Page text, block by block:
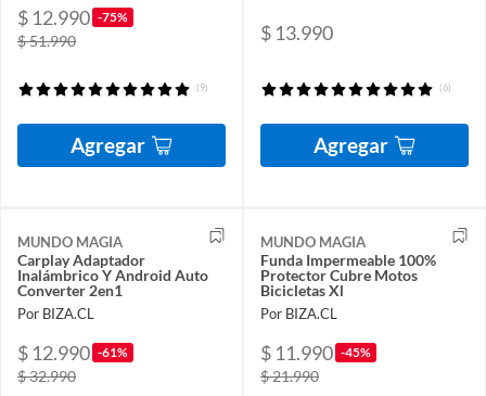
$ 12.990 -75%
$ 51.990
(9)
Agregar
$ 13.990
(6)
Agregar
MUNDO MAGIA
Carplay Adaptador
Inalámbrico Y Android Auto
Converter 2en1
Por BIZA.CL
$ 12.990 -61%
$ 32.990
MUNDO MAGIA
Funda Impermeable 100%
Protector Cubre Motos
Bicicletas Xl
Por BIZA.CL
$ 11.990 -45%
$ 21.990